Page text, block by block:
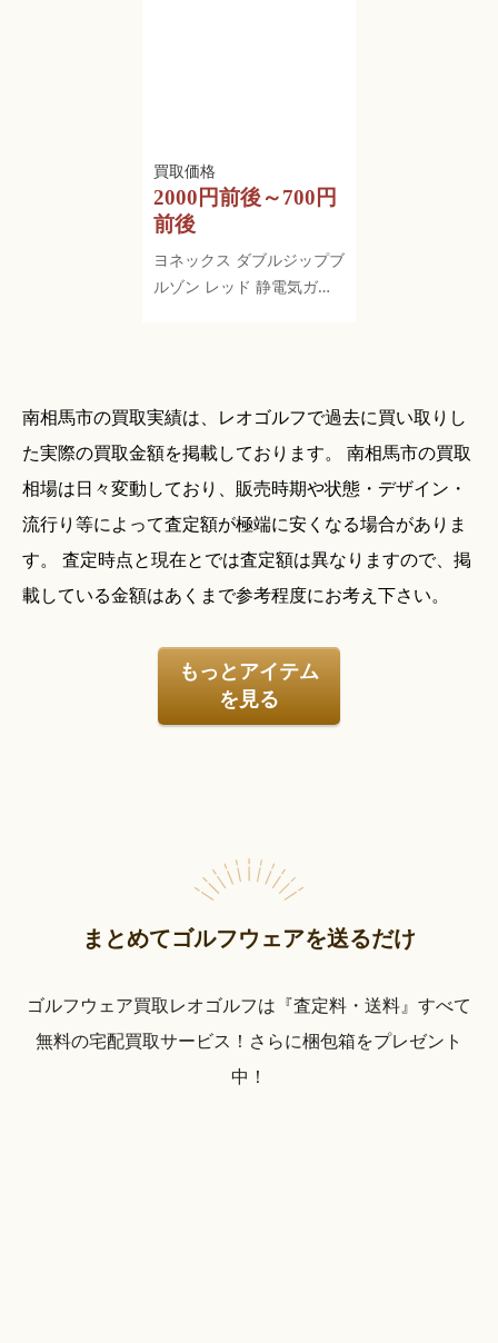
2000円前後～700円
前後
ヨネックス ダブルジップブ
ルゾン レッド 静電気ガー
南相馬市の買取実績は、レオゴルフで過去に買い取りし
た実際の買取金額を掲載しております。 南相馬市の買取
相場は日々変動しており、販売時期や状態・デザイン・
流行り等によって査定額が極端に安くなる場合がありま
す。 査定時点と現在とでは査定額は異なりますので、掲
載している金額はあくまで参考程度にお考え下さい。
もっとアイテム
を見る
まとめてゴルフウェアを送るだけ
ゴルフウェア買取レオゴルフは『査定料・送料』すべて
無料の宅配買取サービス！さらに梱包箱をプレゼント
中！